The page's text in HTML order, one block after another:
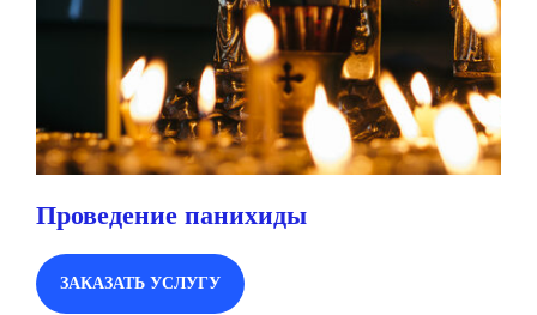
Проведение панихиды
ЗАКАЗАТЬ УСЛУГУ